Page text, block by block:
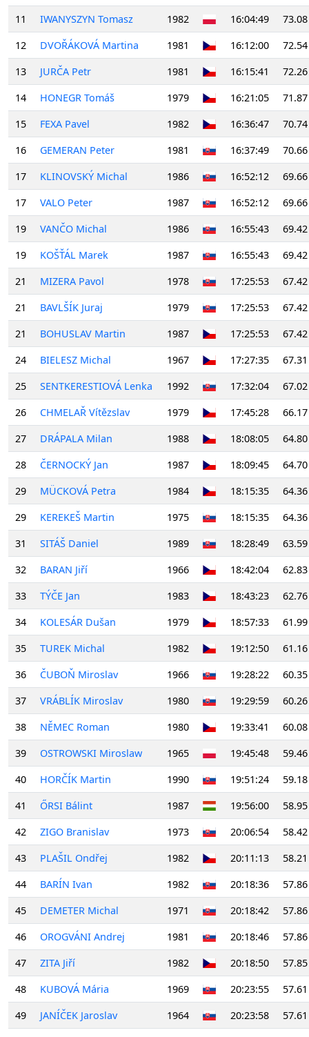
11
IWANYSZYN Tomasz 1982 16:04:49
73.08
12
DVOŘÁKOVÁ Martina 1981 16:12:00
72.54
13
JURČA Petr 1981 16:15:41
72.26
14
HONEGR Tomáš 1979 16:21:05
71.87
15
FEXA Pavel 1982 16:36:47
70.74
16
GEMERAN Peter 1981 16:37:49
70.66
17
KLINOVSKÝ Michal 1986 16:52:12
69.66
17
VALO Peter 1987 16:52:12
69.66
19
VANČO Michal 1986 16:55:43
69.42
19
KOŠŤÁL Marek 1987 16:55:43
69.42
21
MIZERA Pavol 1978 17:25:53
67.42
21
BAVLŠÍK Juraj 1979 17:25:53
67.42
21
BOHUSLAV Martin 1987 17:25:53
67.42
24
BIELESZ Michal 1967 17:27:35
67.31
25
SENTKERESTIOVÁ Lenka 1992 17:32:04
67.02
26
CHMELAŘ Vítězslav 1979 17:45:28
66.17
27
DRÁPALA Milan 1988 18:08:05
64.80
28
ČERNOCKÝ Jan 1987 18:09:45
64.70
29
MÜCKOVÁ Petra 1984 18:15:35
64.36
29
KEREKEŠ Martin 1975 18:15:35
64.36
31
SITÁŠ Daniel 1989 18:28:49
63.59
32
BARAN Jiří 1966 18:42:04
62.83
33
TÝČE Jan 1983 18:43:23
62.76
34
KOLESÁR Dušan 1979 18:57:33
61.99
35
TUREK Michal 1982 19:12:50
61.16
36
ČUBOŇ Miroslav 1966 19:28:22
60.35
37
VRÁBLÍK Miroslav 1980 19:29:59
60.26
38
NĚMEC Roman 1980 19:33:41
60.08
39
OSTROWSKI Miroslaw 1965 19:45:48
59.46
40
HORČÍK Martin 1990 19:51:24
59.18
41
ŐRSI Bálint 1987 19:56:00
58.95
42
ZIGO Branislav 1973 20:06:54
58.42
43
PLAŠIL Ondřej 1982 20:11:13
58.21
44
BARÍN Ivan 1982 20:18:36
57.86
45
DEMETER Michal 1971 20:18:42
57.86
46
OROGVÁNI Andrej 1981 20:18:46
57.86
47
ZITA Jiří 1982 20:18:50
57.85
48
KUBOVÁ Mária 1969 20:23:55
57.61
49
JANÍČEK Jaroslav 1964 20:23:58
57.61